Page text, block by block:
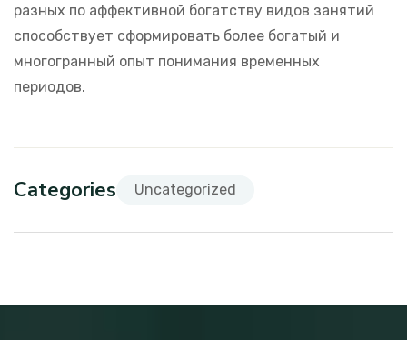
разных по аффективной богатству видов занятий
способствует сформировать более богатый и
многогранный опыт понимания временных
периодов.
Categories Uncategorized